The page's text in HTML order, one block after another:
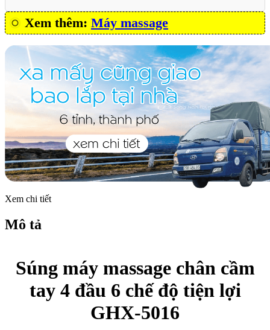
Xem thêm: Máy massage
Xem chi tiết
Mô tả
Súng máy massage chân cầm
tay 4 đầu 6 chế độ tiện lợi
GHX-5016